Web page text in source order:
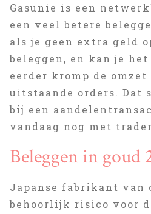
Gasunie is een
een veel betere
als je geen extra geld
beleggen, en kan je
eerder kromp de
uitstaande orders. Dat
bij een
vandaag nog met
Beleggen in goud
Japanse fabrikant van
behoorlijk risico voor